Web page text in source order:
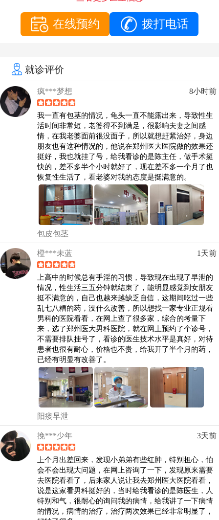
在线预约 拨打电话
就诊评价
疯***梦想 8小时前
我一直有包茎的情况，龟头一直不能露出来，导致性生
活时间非常短，老婆得不到满足，很影响夫妻之间感
情，在我老婆面前很没面子，所以就想赶紧治好，身边
朋友也有这种情况的，他说在郑州医大医院做的效果还
挺好，我也就挂了号，给我看诊的是陈主任，做手术挺
快的，差不多半个小时就好了，现在差不多一个月了也
恢复性生活了，看老婆对我的态度是挺满意的。
包皮包茎
橙***未蓝 1天前
上高中的时候总有手淫的习惯，导致现在出现了早泄的
情况，性生活三五分钟就结束了，能明显感觉到女朋友
挺不满意的，自己也越来越缺乏自信，这期间吃过一些
乱七八糟的药，没什么改善，所以想找一家专业正规看
男科的医院看看，在网上查了很多家，综合的考量下
来，选了郑州医大男科医院，就在网上预约了个诊号，
不需要排队挂号了，看诊的医生技术水平是真好，对待
患者也很有耐心，价格也不贵，给我开了半个月的药，
已经有明显有改善了。
阳痿早泄
挽***少年 3天前
上个月出差回来，发现小弟弟有些红肿，特别担心，怕
会不会出现大问题，在网上咨询了一下，发现原来需要
去医院看看了，后来家人说让我去郑州医大医院看看，
说是这家看男科挺好的，当时给我看诊的是陈医生，人
特别和气，很耐心的询问我的病情，给我讲了一下病情
的情况，病情的治疗，治疗两次效果已经非常明显了，